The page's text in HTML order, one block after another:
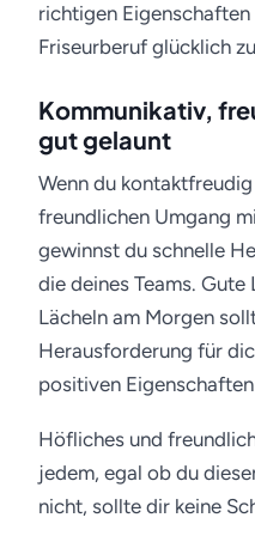
richtigen
Friseurberuf glücklich
Kommunikativ,
gut gelaunt
Wenn du
freundlichen Umgang
gewinnst du schnelle
die deines Teams.
Lächeln am Morgen
Herausforderung für
positiven
Höfliches und
jedem, egal ob du
nicht, sollte dir keine